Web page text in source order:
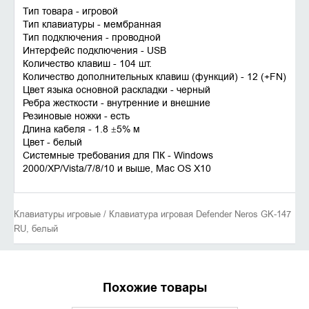
Тип товара - игровой
Тип клавиатуры - мембранная
Тип подключения - проводной
Интерфейс подключения - USB
Количество клавиш - 104 шт.
Количество дополнительных клавиш (функций) - 12 (+FN)
Цвет языка основной раскладки - черный
Ребра жесткости - внутренние и внешние
Резиновые ножки - есть
Длина кабеля - 1.8 ±5% м
Цвет - белый
Системные требования для ПК - Windows
2000/XP/Vista/7/8/10 и выше, Mac OS X10
Клавиатуры игровые / Клавиатура игровая Defender Neros GK-147
RU, белый
Похожие товары